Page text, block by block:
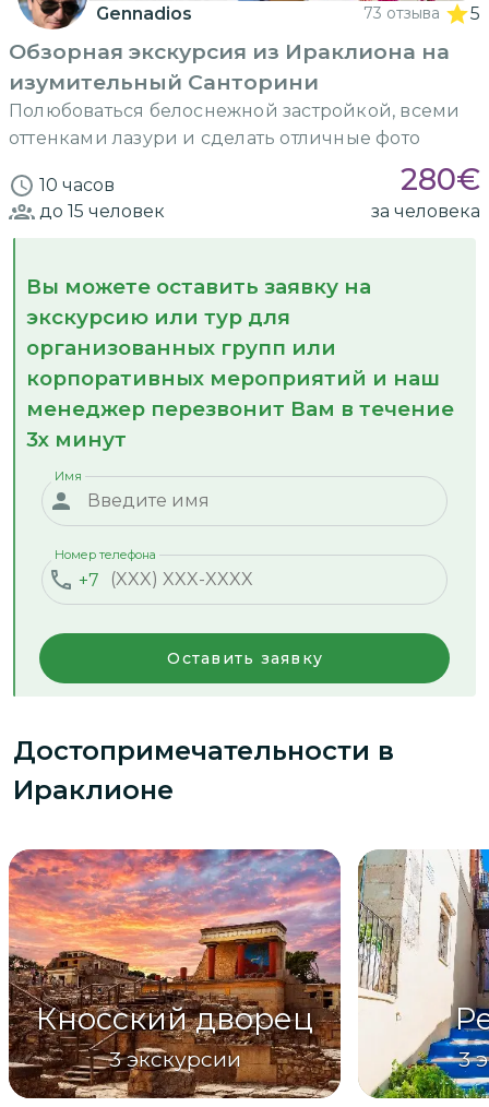
Gennadios 73 отзыва 5
Обзорная экскурсия из Ираклиона на
изумительный Санторини
Полюбоваться белоснежной застройкой, всеми
оттенками лазури и сделать отличные фото
10 часов 280€
до 15 человек за человека
Вы можете оставить заявку на
экскурсию или тур для
организованных групп или
корпоративных мероприятий и наш
менеджер перезвонит Вам в течение
3х минут
Имя
+7
Номер телефона
Оставить заявку
Достопримечательности в
Ираклионе
Кносский дворец
3 экскурсии 3